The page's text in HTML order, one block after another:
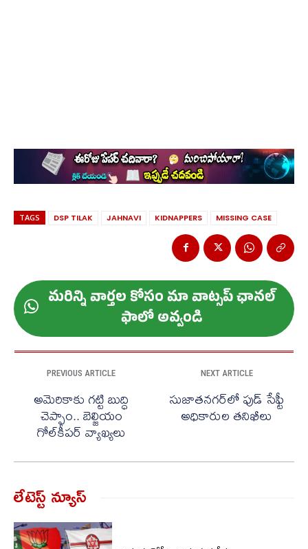
TAGS DSP TILAK JAHNAVI KIDNAPPERS MISSING CASE
మ‌రిన్ని వార్త‌ల కోసం మా వాట్స‌ప్ ఛాన‌ల్
ఫాలో అవ్వండి
PREVIOUS ARTICLE
అమెరికాకు గట్టి బుద్ధి
చెప్పాం.. బెల్జియం
గోల్‌కీపర్ వ్యాఖ్యలు
NEXT ARTICLE
సుజాతనగర్‌లో ఫుడ్ సేఫ్టీ
అధికారుల తనిఖీలు
లేటెస్ట్ న్యూస్‌